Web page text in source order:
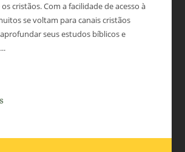
cristãos. Com a facilidade de acesso à
se voltam para canais cristãos
seus estudos bíblicos e